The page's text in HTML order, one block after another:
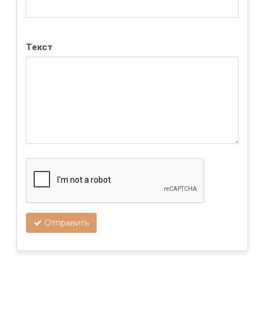
Текст
Отправить